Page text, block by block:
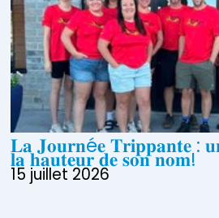
𝐋𝐚 𝐉𝐨𝐮𝐫𝐧é𝐞 𝐓𝐫𝐢𝐩𝐩𝐚𝐧𝐭𝐞 :
𝐥𝐚 𝐡𝐚𝐮𝐭𝐞𝐮𝐫 𝐝𝐞 𝐬𝐨𝐧 𝐧𝐨𝐦!
15 juillet 2026